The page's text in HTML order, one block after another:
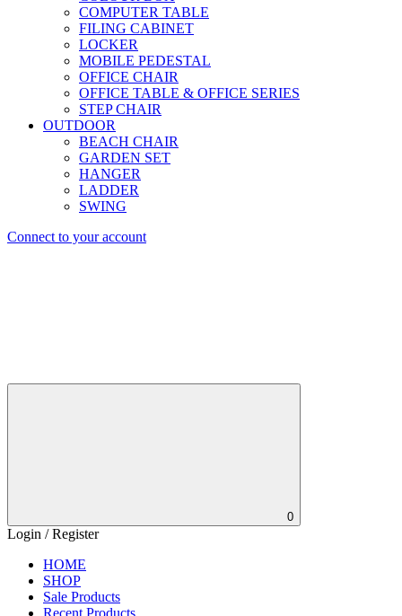
COMPUTER TABLE
FILING CABINET
LOCKER
MOBILE PEDESTAL
OFFICE CHAIR
OFFICE TABLE & OFFICE SERIES
STEP CHAIR
OUTDOOR
BEACH CHAIR
GARDEN SET
HANGER
LADDER
SWING
Connect to your account
0
Login / Register
HOME
SHOP
Sale Products
Recent Products